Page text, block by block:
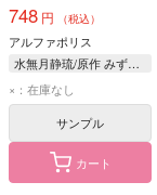
748 円 （税込）
アルファポリス
水無月静琉/原作 みずなともみ/漫画 やまかわ/キャラクター原案
×：在庫なし
サンプル
カート